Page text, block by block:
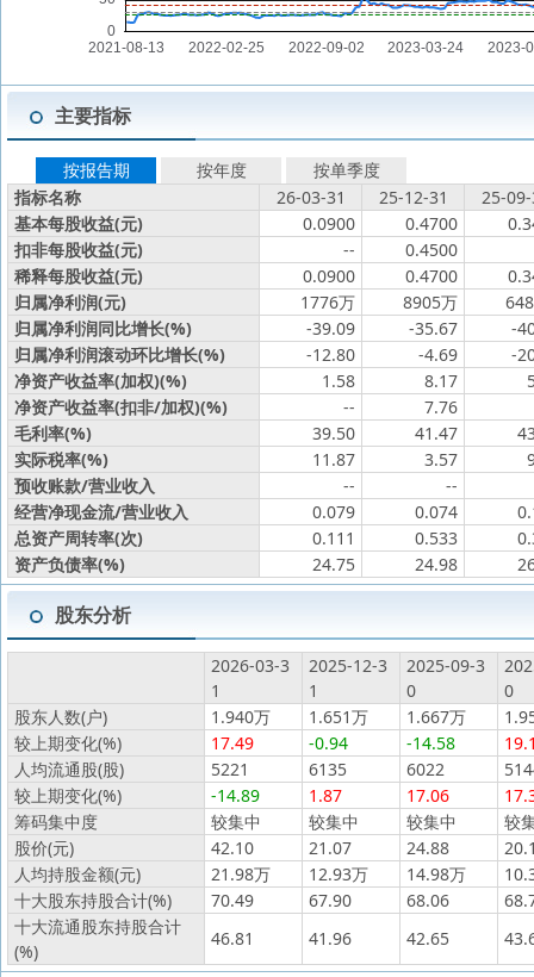
主要指标
按报告期 按年度
按单季度
指标名称
26-03-31 25-12-31
25-
基本每股收益(元)
0.0900 0.4700
扣非每股收益(元)
--
0.4500
稀释每股收益(元)
0.0900 0.4700
归属净利润(元)
1776万 8905万
归属净利润同比增长(%)
-39.09 -35.67
-
归属净利润滚动环比增长(%)
-12.80 -4.69
-
净资产收益率(加权)(%)
1.58 8.17
净资产收益率(扣非/加权)(%)
--
7.76
毛利率(%)
39.50 41.47
实际税率(%)
11.87 3.57
预收账款/营业收入
--
--
经营净现金流/营业收入
0.079 0.074
总资产周转率(次)
0.111 0.533
资产负债率(%)
24.75 24.98
股东分析
2026-03-3
1
2025-12-3
1
2025-09-3
0
0
股东人数(户)
1.940万 1.651万 1.667万
较上期变化(%)
17.49 -0.94 -14.58
人均流通股(股)
5221 6135 6022
较上期变化(%)
-14.89 1.87 17.06
筹码集中度
较集中 较集中 较集中
较
股价(元)
42.10 21.07 24.88
人均持股金额(元)
21.98万 12.93万 14.98万
十大股东持股合计(%)
70.49 67.90 68.06
十大流通股东持股合计
(%)
46.81 41.96 42.65